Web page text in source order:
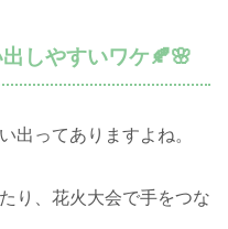
しやすいワケ🍂🌸
出ってありますよね。
り、花火大会で手をつな